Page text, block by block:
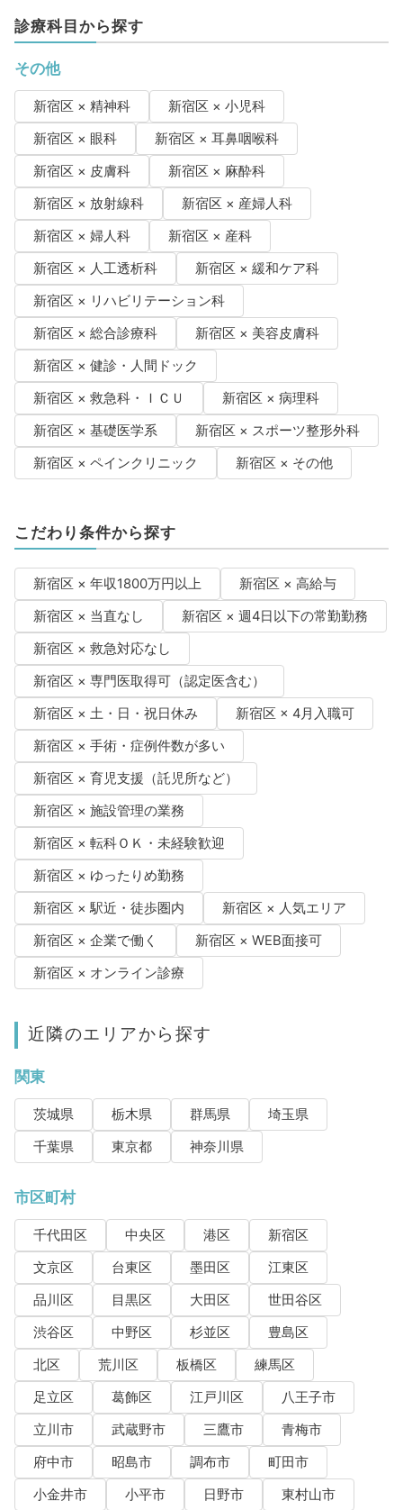
診療科目から探す
その他
新宿区 × 精神科
新宿区 × 小児科
新宿区 × 眼科
新宿区 × 耳鼻咽喉科
新宿区 × 皮膚科
新宿区 × 麻酔科
新宿区 × 放射線科
新宿区 × 産婦人科
新宿区 × 婦人科
新宿区 × 産科
新宿区 × 人工透析科
新宿区 × 緩和ケア科
新宿区 × リハビリテーション科
新宿区 × 総合診療科
新宿区 × 美容皮膚科
新宿区 × 健診・人間ドック
新宿区 × 救急科・ＩＣＵ
新宿区 × 病理科
新宿区 × 基礎医学系
新宿区 × スポーツ整形外科
新宿区 × ペインクリニック
新宿区 × その他
こだわり条件から探す
新宿区 × 年収1800万円以上
新宿区 × 高給与
新宿区 × 当直なし
新宿区 × 週4日以下の常勤勤務
新宿区 × 救急対応なし
新宿区 × 専門医取得可（認定医含む）
新宿区 × 土・日・祝日休み
新宿区 × 4月入職可
新宿区 × 手術・症例件数が多い
新宿区 × 育児支援（託児所など）
新宿区 × 施設管理の業務
新宿区 × 転科ＯＫ・未経験歓迎
新宿区 × ゆったりめ勤務
新宿区 × 駅近・徒歩圏内
新宿区 × 人気エリア
新宿区 × 企業で働く
新宿区 × WEB面接可
新宿区 × オンライン診療
近隣のエリアから探す
関東
茨城県 栃木県 群馬県
埼玉県
千葉県
東京都 神奈川県
市区町村
千代田区 中央区 港区
新宿区
文京区
台東区 墨田区
江東区
品川区
目黒区 大田区
世田谷区
渋谷区
中野区 杉並区
豊島区
北区
荒川区 板橋区
練馬区
足立区
葛飾区 江戸川区
八王子市
立川市
武蔵野市 三鷹市
青梅市
府中市
昭島市 調布市
町田市
小金井市
小平市 日野市
東村山市